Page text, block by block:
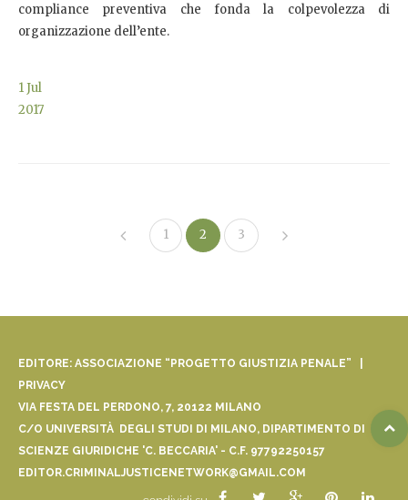
compliance preventiva che fonda la colpevolezza di
organizzazione dell’ente.
1Jul
2017
1 2 3
EDITORE: ASSOCIAZIONE “PROGETTO GIUSTIZIA PENALE” |
PRIVACY
VIA FESTA DEL PERDONO, 7, 20122 MILANO
C/O UNIVERSITÀ DEGLI STUDI DI MILANO, DIPARTIMENTO DI
SCIENZE GIURIDICHE 'C. BECCARIA' - C.F. 97792250157
EDITOR.CRIMINALJUSTICENETWORK@GMAIL.COM